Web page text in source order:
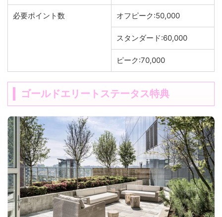
必要ポイント数 オフピーク:50,000
スタンダード:60,000
ピーク:70,000
ゴールドエリートステータス特典